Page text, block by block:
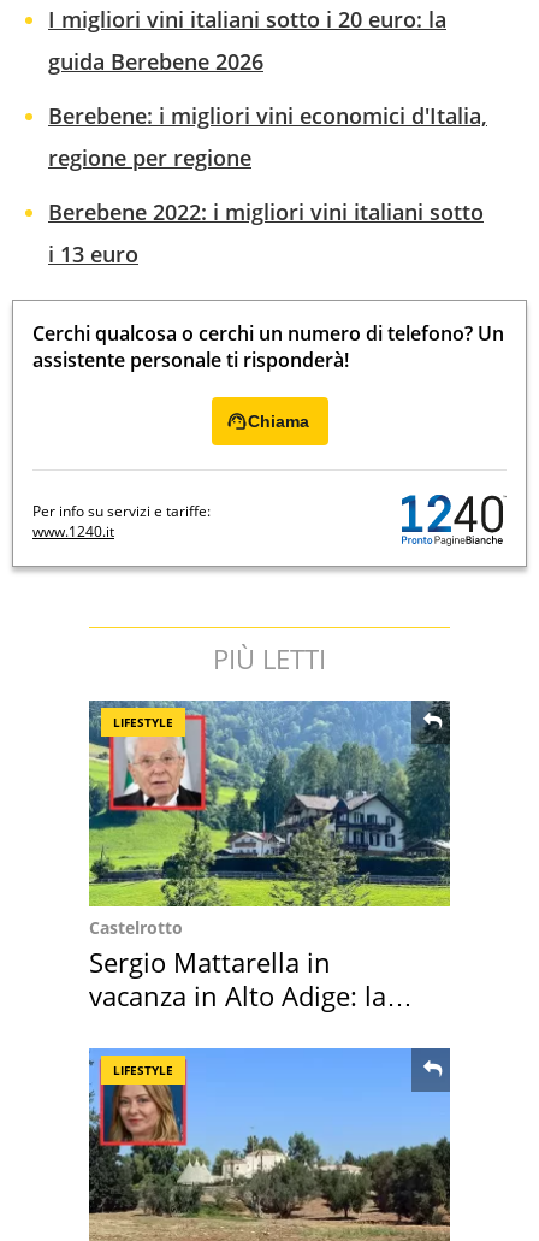
I migliori vini italiani sotto i 20 euro: la
guida Berebene 2026
Berebene: i migliori vini economici d'Italia,
regione per regione
Berebene 2022: i migliori vini italiani sotto
i 13 euro
Cerchi qualcosa o cerchi un numero di telefono? Un
assistente personale ti risponderà!
Chiama
Per info su servizi e tariffe:
www.1240.it
PIÙ LETTI
LIFESTYLE
Castelrotto
Sergio Mattarella in
vacanza in Alto Adige: la
LIFESTYLE